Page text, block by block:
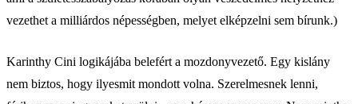
vezethet a milliárdos népességben, melyet elképzelni sem bírunk.)
Karinthy Cini logikájába belefért a mozdonyvezető. Egy kislány
nem biztos, hogy ilyesmit mondott volna. Szerelmesnek lenni,